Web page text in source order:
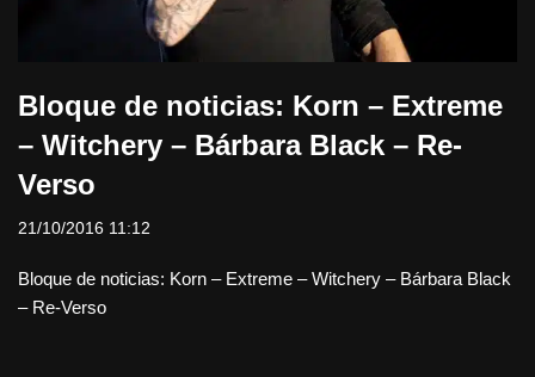
Bloque de noticias: Korn – Extreme
– Witchery – Bárbara Black – Re-
Verso
21/10/2016 11:12
Bloque de noticias: Korn – Extreme – Witchery – Bárbara Black
– Re-Verso